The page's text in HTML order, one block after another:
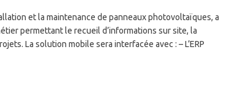
et la maintenance de panneaux photovoltaïques, a
permettant le recueil d’informations sur site, la
La solution mobile sera interfacée avec : – L’ERP